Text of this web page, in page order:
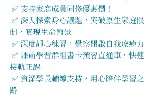
✅ 支持家庭成員同修優惠價！
制，實現生命願景
✅ 深度靜心練習，覺察開啟自我療癒力
接軌正課
路